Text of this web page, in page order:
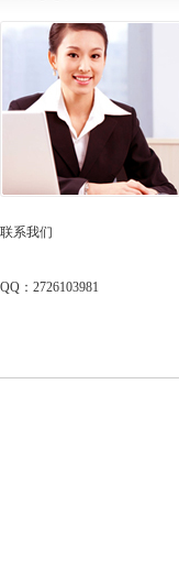
联系我们
QQ：2726103981